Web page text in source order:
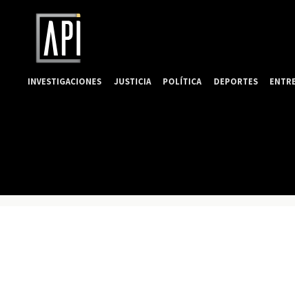
INVESTIGACIONES JUSTICIA POLÍTICA DEPORTES